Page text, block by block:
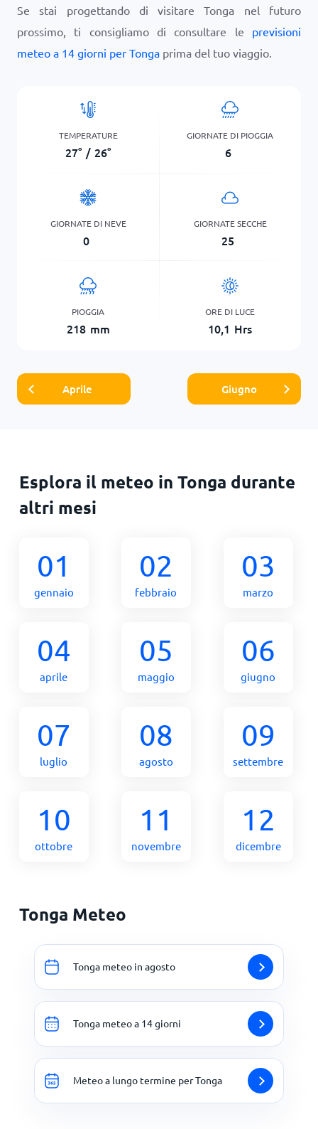
Se stai progettando di visitare Tonga nel futuro
prossimo, ti consigliamo di consultare le previsioni
meteo a 14 giorni per Tonga prima del tuo viaggio.
TEMPERATURE
27° / 26°
GIORNATE DI PIOGGIA
6
GIORNATE DI NEVE
0
GIORNATE SECCHE
25
PIOGGIA
218 mm
ORE DI LUCE
10,1 Hrs
Aprile Giugno
Esplora il meteo in Tonga durante
altri mesi
01
gennaio
02
febbraio
03
marzo
04
aprile
05
maggio
06
giugno
07
luglio
08
agosto
09
settembre
10
ottobre
11
novembre
12
dicembre
Tonga Meteo
Tonga meteo in agosto
Tonga meteo a 14 giorni
Meteo a lungo termine per Tonga